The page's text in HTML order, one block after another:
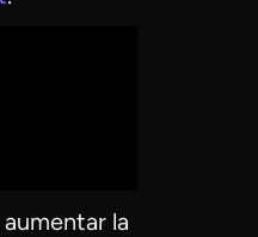
la